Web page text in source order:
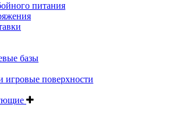
питания
базы
поверхности